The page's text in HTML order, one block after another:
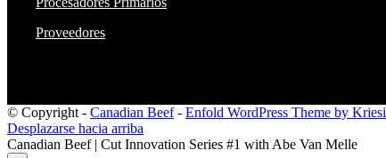
Proveedores
© Copyright - Canadian Beef- Enfold WordPress Theme by Kriesi
Desplazarse hacia arriba
Canadian Beef | Cut Innovation Series #1 with Abe Van Melle